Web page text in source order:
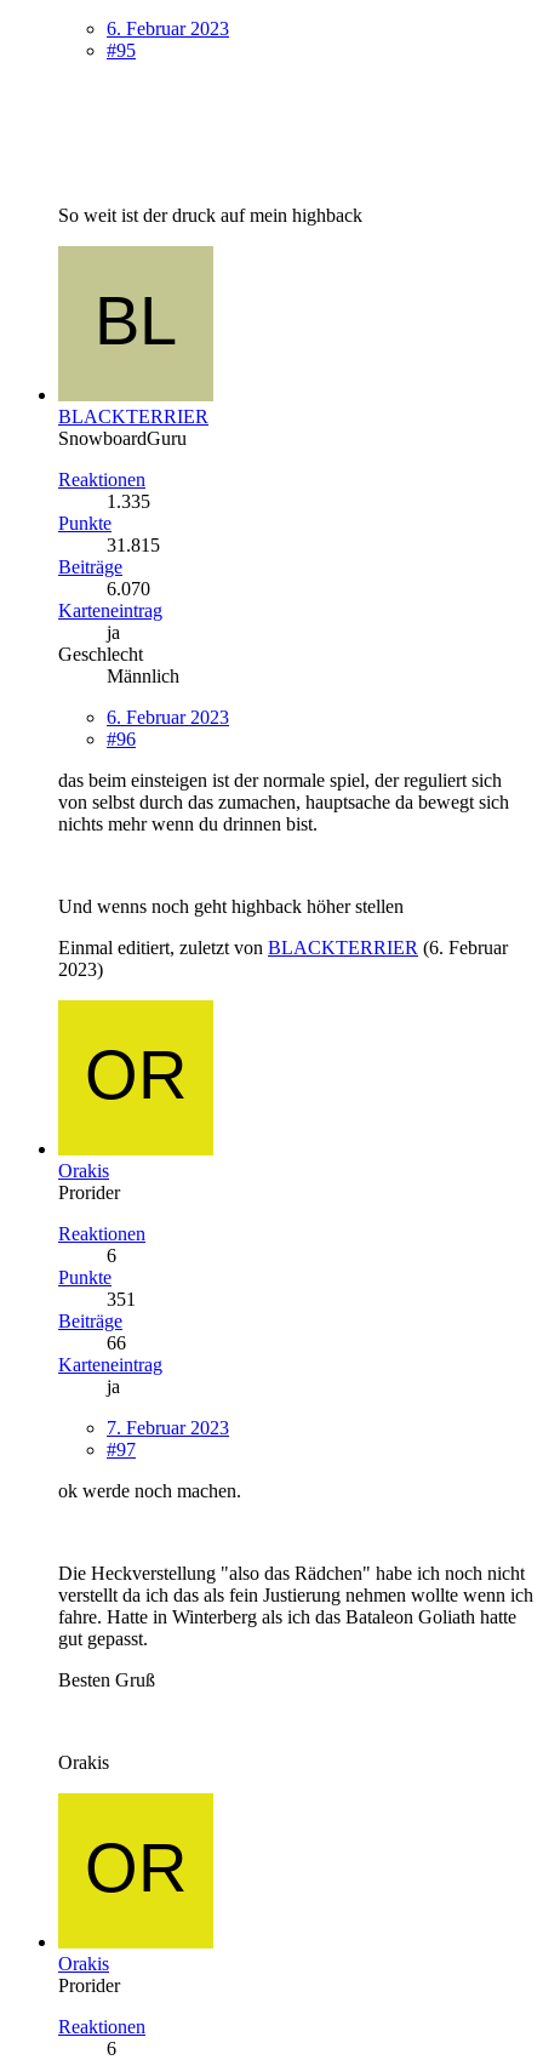
6. Februar 2023
#95
So weit ist der druck auf mein highback
BLACKTERRIER
SnowboardGuru
Reaktionen
1.335
Punkte
31.815
Beiträge
6.070
Karteneintrag
ja
Geschlecht
Männlich
6. Februar 2023
#96
das beim einsteigen ist der normale spiel, der reguliert sich
von selbst durch das zumachen, hauptsache da bewegt sich
nichts mehr wenn du drinnen bist.
Und wenns noch geht highback höher stellen
Einmal editiert, zuletzt von BLACKTERRIER (6. Februar
2023)
Orakis
Prorider
Reaktionen
6
Punkte
351
Beiträge
66
Karteneintrag
ja
7. Februar 2023
#97
ok werde noch machen.
Die Heckverstellung "also das Rädchen" habe ich noch nicht
verstellt da ich das als fein Justierung nehmen wollte wenn ich
fahre. Hatte in Winterberg als ich das Bataleon Goliath hatte
gut gepasst.
Besten Gruß
Orakis
Orakis
Prorider
Reaktionen
6